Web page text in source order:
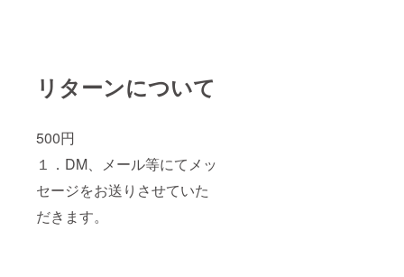
リターンについて
500円
１．DM、メール等にてメッ
セージをお送りさせていた
だきます。